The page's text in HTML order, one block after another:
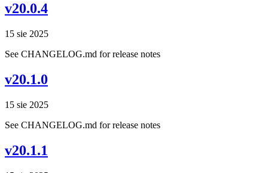
v20.0.4
15 sie 2025
See CHANGELOG.md for release notes
v20.1.0
15 sie 2025
See CHANGELOG.md for release notes
v20.1.1